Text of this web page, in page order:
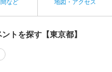
トを探す【東京都】